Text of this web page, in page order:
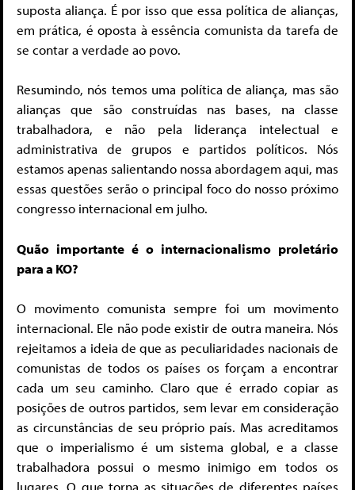
suposta aliança. É por isso que essa política de alianças,
em prática, é oposta à essência comunista da tarefa de
se contar a verdade ao povo.
Resumindo, nós temos uma política de aliança, mas são
alianças que são construídas nas bases, na classe
trabalhadora, e não pela liderança intelectual e
administrativa de grupos e partidos políticos. Nós
estamos apenas salientando nossa abordagem aqui, mas
essas questões serão o principal foco do nosso próximo
congresso internacional em julho.
Quão importante é o internacionalismo proletário
para a KO?
O movimento comunista sempre foi um movimento
internacional. Ele não pode existir de outra maneira. Nós
rejeitamos a ideia de que as peculiaridades nacionais de
comunistas de todos os países os forçam a encontrar
cada um seu caminho. Claro que é errado copiar as
posições de outros partidos, sem levar em consideração
as circunstâncias de seu próprio país. Mas acreditamos
que o imperialismo é um sistema global, e a classe
trabalhadora possui o mesmo inimigo em todos os
lugares. O que torna as situações de diferentes países